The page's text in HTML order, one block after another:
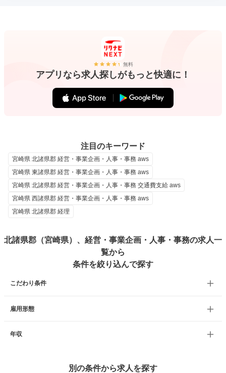
無料
アプリなら求人探しがもっと快適に！
注目のキーワード
宮崎県 北諸県郡 経営・事業企画・人事・事務 aws
宮崎県 東諸県郡 経営・事業企画・人事・事務 aws
宮崎県 北諸県郡 経営・事業企画・人事・事務 交通費支給 aws
宮崎県 西諸県郡 経営・事業企画・人事・事務 aws
宮崎県 北諸県郡 経理
北諸県郡（宮崎県）、経営・事業企画・人事・事務の求人一
覧から
条件を絞り込んで探す
こだわり条件
雇用形態
年収
別の条件から求人を探す